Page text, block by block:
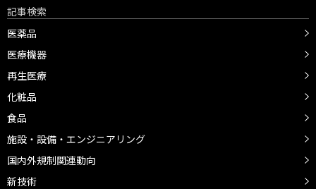
記事検索
医薬品
医療機器
再生医療
化粧品
食品
施設・設備・エンジニアリング
国内外規制関連動向
新技術